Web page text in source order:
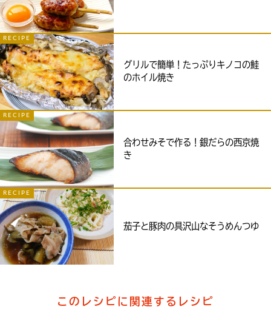
RECIPE
グリルで簡単！たっぷりキノコの鮭
のホイル焼き
RECIPE
合わせみそで作る！銀だらの西京焼
き
RECIPE
茄子と豚肉の具沢山なそうめんつゆ
このレシピに関連するレシピ